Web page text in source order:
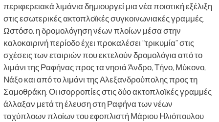
περιφερειακά λιμάνια δημιουργεί μια νέα ποιοτική εξέλιξη
στις εσωτερικές ακτοπλοϊκές συγκοινωνιακές γραμμές.
Ωστόσο, η δρομολόγηση νέων πλοίων μέσα στην
καλοκαιρινή περίοδο έχει προκαλέσει “τρικυμία” στις
σχέσεις των εταιριών που εκτελούν δρομολόγια από το
λιμάνι της Ραφήνας προς τα νησιά Άνδρο, Τήνο, Μύκονο,
Νάξο και από το λιμάνι της Αλεξανδρούπολης προς τη
Σαμοθράκη. Οι ισορροπίες στις δύο ακτοπλοϊκές γραμμές
άλλαξαν μετά τη έλευση στη Ραφήνα των νέων
ταχύπλοων πλοίων του εφοπλιστή Μάριου Ηλιόπουλου